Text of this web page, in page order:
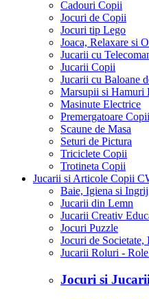
Cadouri Copii
Jocuri de Copii
Jocuri tip Lego
Joaca, Relaxare si
Jucarii cu
Jucarii Copii
Jucarii cu Baloane
Marsupii si Hamuri
Masinute Electrice
Premergatoare Copii
Scaune de Masa
Seturi de Pictura
Triciclete Copii
Trotineta Copii
Jucarii si Articole Copii
Baie, Igiena si
Jucarii din Lemn
Jucarii Creativ
Jocuri Puzzle
Jocuri de Societate,
Jucarii Roluri -
Jocuri si